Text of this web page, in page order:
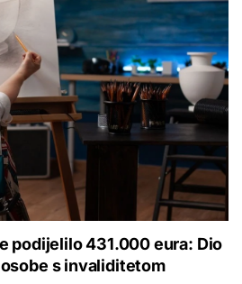
podijelilo 431.000 eura: Dio
s invaliditetom